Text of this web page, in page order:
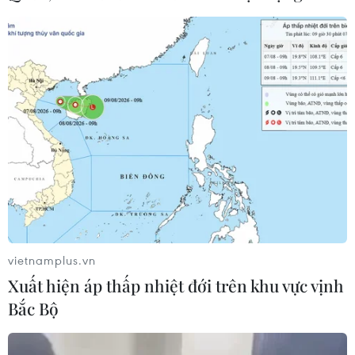
05/08/2026 11:02
Thứ trưởng Bộ GD-ĐT: Thi lại không
phải để xóa bỏ trách nhiệm của thí
sinh
05/08/2026 09:19
Bắc Ninh: Tinh gọn hơn 50% đầu mối
cơ sở giáo dục công lập
Vụ trường Chuyên Tuyên Quang:
Việc tổ chức thi lại trên cơ sở kết quả
vietnamplus.vn
Xuất hiện áp thấp nhiệt đới trên khu vực vịnh
Bắc Bộ